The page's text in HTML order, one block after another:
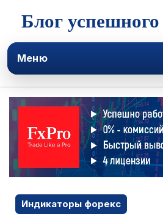
Блог успешного
Меню
Индикаторы форекс